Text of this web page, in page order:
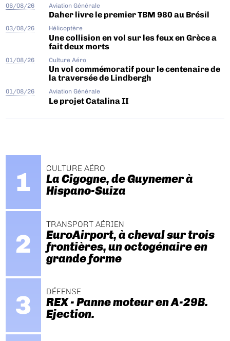
06/08/26 Aviation Générale
Daher livre le premier TBM 980 au Brésil
03/08/26 Hélicoptère
Une collision en vol sur les feux en Grèce a
fait deux morts
01/08/26 Culture Aéro
Un vol commémoratif pour le centenaire de
la traversée de Lindbergh
01/08/26 Aviation Générale
Le projet Catalina II
CULTURE AÉRO
La Cigogne, de Guynemer à
Hispano-Suiza
TRANSPORT AÉRIEN
EuroAirport, à cheval sur trois
frontières, un octogénaire en
grande forme
DÉFENSE
REX - Panne moteur en A-29B.
Ejection.